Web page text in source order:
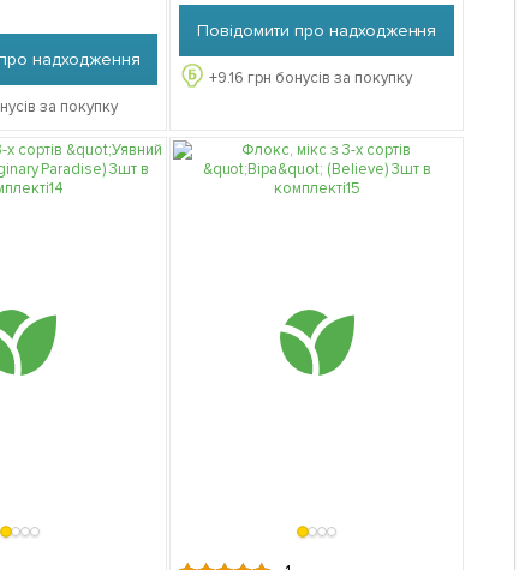
надходження
за покупку
Повідомити про надходження
+9.16 грн бонусів за покупку